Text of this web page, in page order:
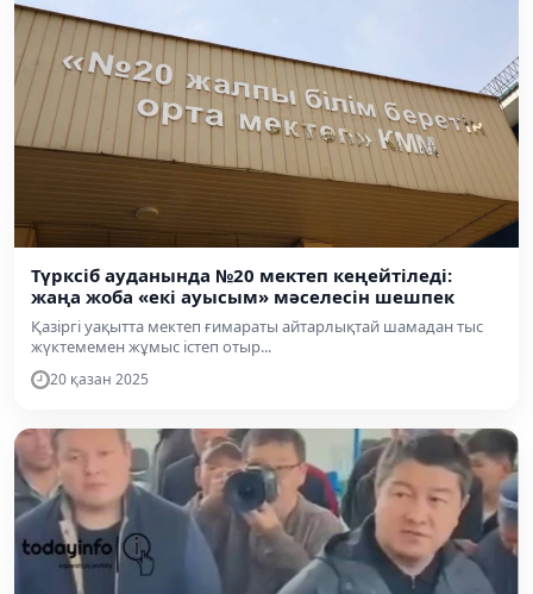
Түрксіб ауданында №20 мектеп кеңейтіледі:
жаңа жоба «екі ауысым» мәселесін шешпек
Қазіргі уақытта мектеп ғимараты айтарлықтай шамадан тыс
жүктемемен жұмыс істеп отыр...
20 қазан 2025